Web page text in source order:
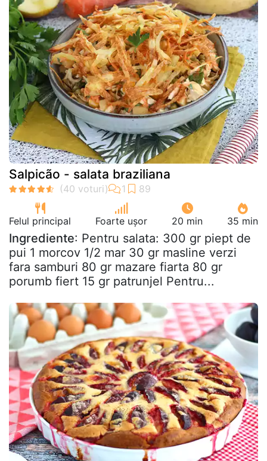
Salpicão - salata braziliana
Felul principal Foarte ușor 20 min 35 min
Ingrediente: Pentru salata: 300 gr piept de
pui 1 morcov 1/2 mar 30 gr masline verzi
fara samburi 80 gr mazare fiarta 80 gr
porumb fiert 15 gr patrunjel Pentru...